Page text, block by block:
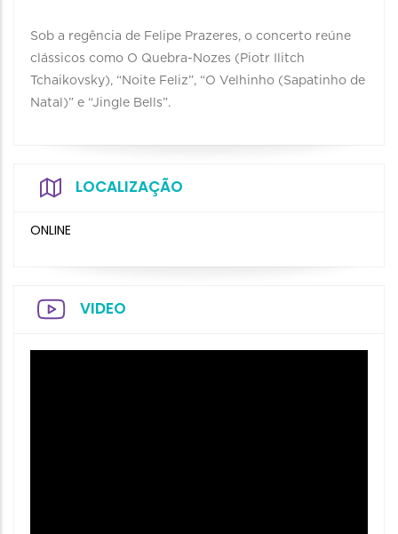
Sob a regência de Felipe Prazeres, o concerto reúne
clássicos como O Quebra-Nozes (Piotr Ilitch
Tchaikovsky), “Noite Feliz”, “O Velhinho (Sapatinho de
Natal)” e “Jingle Bells”.
LOCALIZAÇÃO
ONLINE
VIDEO